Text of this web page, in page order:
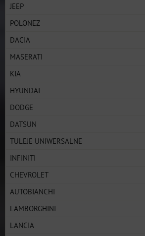
JEEP
POLONEZ
DACIA
MASERATI
KIA
HYUNDAI
DODGE
DATSUN
TULEJE UNIWERSALNE
INFINITI
CHEVROLET
AUTOBIANCHI
LAMBORGHINI
LANCIA